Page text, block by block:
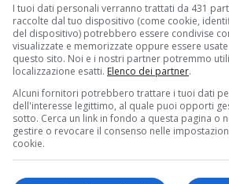
guerra. La cerimonia a Villa Paolotti
l’amore sfida la
è stato celebrato il matrimonio tra
I tuoi dati personali verranno trattati da 431
raccolte dal tuo dispositivo (come cookie,
del dispositivo) potrebbero essere condivise
visualizzate e memorizzate oppure essere
questo sito. Noi e i nostri partner potremmo
localizzazione esatti. Elenco dei partner.
Alcuni fornitori potrebbero trattare i tuoi dati
dell'interesse legittimo, al quale puoi opporti
sotto. Cerca un link in fondo a questa pagina o
gestire o revocare il consenso nelle
cookie.